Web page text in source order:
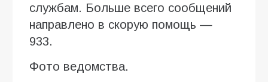
службам. Больше всего сообщений
направлено в скорую помощь —
933.
Фото ведомства.